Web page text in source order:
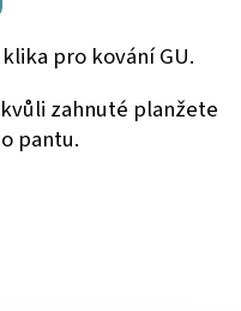
pro kování GU.
zahnuté planžete
pantu.